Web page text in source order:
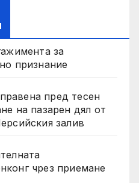
за
признание
пред тесен
на пазарен дял от
залив
чрез приемане